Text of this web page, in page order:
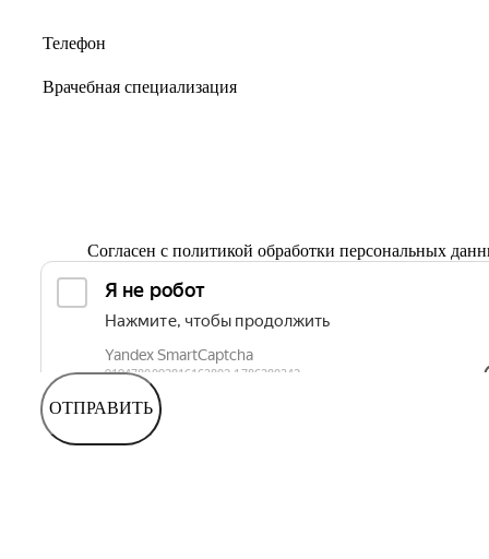
Согласен с политикой обработки персональных
ОТПРАВИТЬ